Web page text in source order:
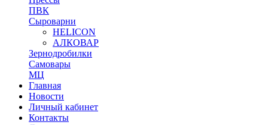
ПВК
Сыроварни
HELICON
АЛКОВАР
Зернодробилки
Самовары
МЦ
Главная
Новости
Личный кабинет
Контакты